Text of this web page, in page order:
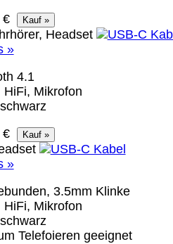
€
Headset
»
4.1
HiFi, Mikrofon
€
»
3.5mm Klinke
HiFi, Mikrofon
Telefoieren geeignet